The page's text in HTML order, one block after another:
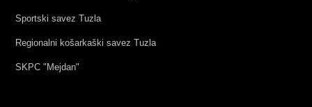
Sportski savez Tuzla
Regionalni košarkaški savez Tuzla
SKPC "Mejdan"